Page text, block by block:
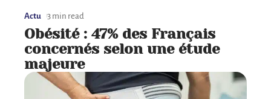
Actu 3 min read
Obésité : 47% des Français
concernés selon une étude
majeure